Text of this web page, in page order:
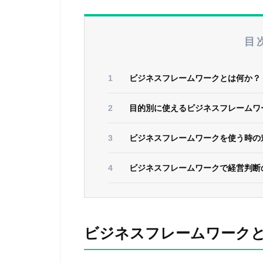
目
ビジネスフレームワークとは何か？
目的別に使えるビジネスフレーム
ビジネスフレームワークを使う時の
ビジネスフレームワークで経営判
ビジネスフレームワーク